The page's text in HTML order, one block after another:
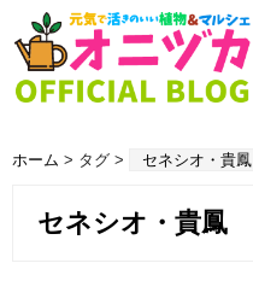
ホーム > タグ > セネシオ・貴鳳
セネシオ・貴鳳